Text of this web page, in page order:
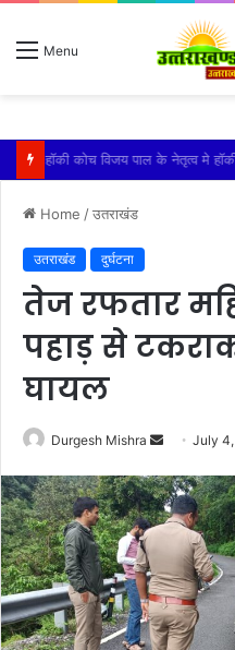
Menu
किशोरी को बेहोश कर झाड़ियों में
Home /उतराखंड
उतराखंड दुर्घटना
तेज रफतार
पहाड़ से
घायल
Durgesh Mishra
Send
email
July